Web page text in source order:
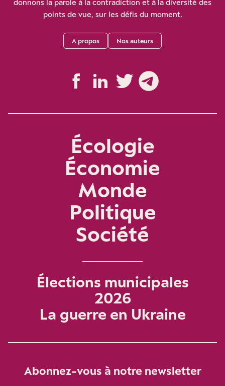
donnons la parole à la contradiction et à la diversité des
points de vue, sur les défis du moment.
A propos Nos auteurs
Écologie
Économie
Monde
Politique
Société
Élections municipales
2026
La guerre en Ukraine
Abonnez-vous à notre newsletter